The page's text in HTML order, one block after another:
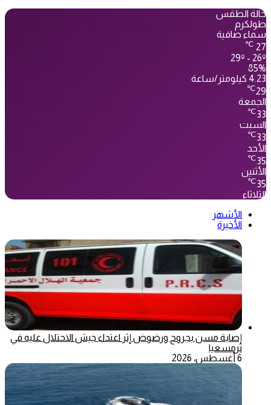
حالة الطقس
طولكرم
سماء صافية
27
℃
29º - 26º
85%
4.23 كيلومتر/ساعة
29
℃
الجمعة
33
℃
السبت
33
℃
الأحد
35
℃
الأثنين
35
℃
الثلاثاء
الأشهر
الأخيرة
إصابة مسن بجروح ورضوض إثر اعتداء جيش الاحتلال عليه في
ترمسعيا
6 أغسطس، 2026